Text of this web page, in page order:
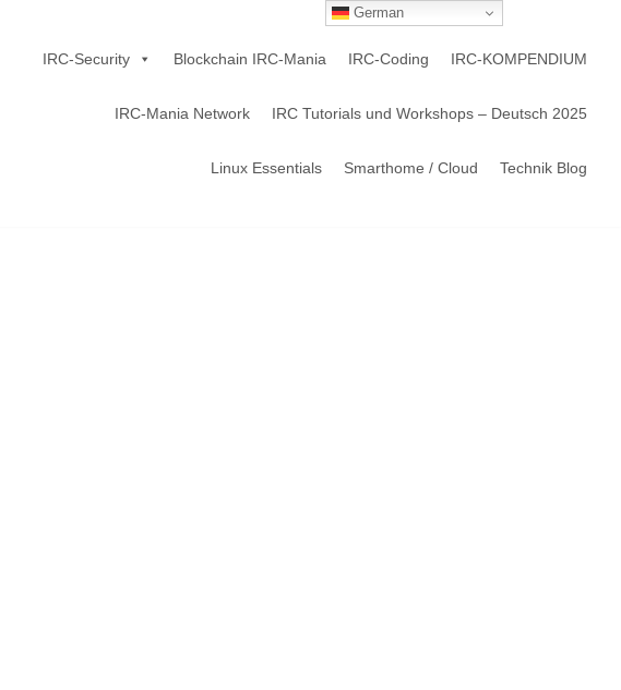
IRC-Security Blockchain IRC-Mania IRC-Coding IRC-KOMPENDIUM
IRC-Mania Network IRC Tutorials und Workshops – Deutsch 2025
Linux Essentials Smarthome / Cloud Technik Blog
German